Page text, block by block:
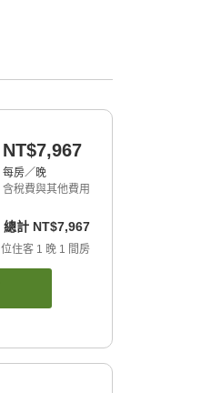
NT$7,967
每房／晚
含稅費與其他費用
總計 NT$7,967
位住客 1 晚 1 間房